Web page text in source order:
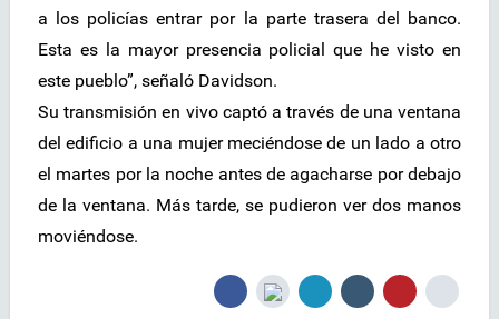
a los policías entrar por la parte trasera del banco.
Esta es la mayor presencia policial que he visto en
este pueblo”, señaló Davidson.
Su transmisión en vivo captó a través de una ventana
del edificio a una mujer meciéndose de un lado a otro
el martes por la noche antes de agacharse por debajo
de la ventana. Más tarde, se pudieron ver dos manos
moviéndose.